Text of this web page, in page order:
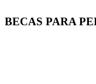
BECAS PARA